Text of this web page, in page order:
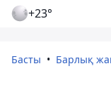
+23°
Басты Барлық